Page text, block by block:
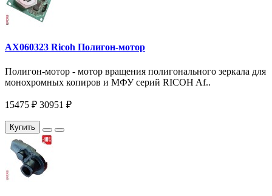
AX060323 Ricoh Полигон-мотор
Полигон-мотор - мотор вращения полигонального зеркала для
монохромных копиров и МФУ серий RICOH Af..
15475 ₽ 30951 ₽
Купить